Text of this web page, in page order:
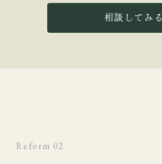
相談してみる
Reform 02